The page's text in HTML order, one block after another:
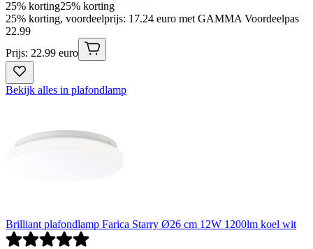
25% korting25% korting
25% korting, voordeelprijs: 17.24 euro met GAMMA Voordeelpas
22.99
Prijs: 22.99 euro
Bekijk alles in plafondlamp
Brilliant plafondlamp Farica Starry Ø26 cm 12W 1200lm koel wit